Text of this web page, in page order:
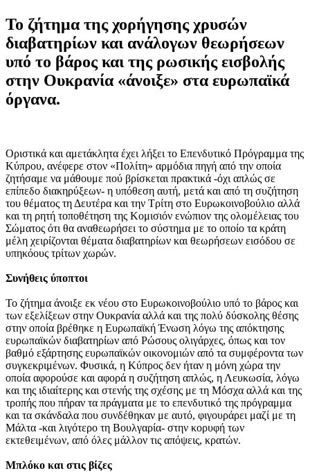
Το ζήτημα της χορήγησης χρυσών
διαβατηρίων και ανάλογων θεωρήσεων
υπό το βάρος και της ρωσικής εισβολής
στην Ουκρανία «άνοιξε» στα ευρωπαϊκά
όργανα.
Οριστικά και αμετάκλητα έχει λήξει το Επενδυτικό Πρόγραμμα της
Κύπρου, ανέφερε στον «Πολίτη» αρμόδια πηγή από την οποία
ζητήσαμε να μάθουμε πού βρίσκεται πρακτικά -όχι απλώς σε
επίπεδο διακηρύξεων- η υπόθεση αυτή, μετά και από τη συζήτηση
του θέματος τη Δευτέρα και την Τρίτη στο Ευρωκοινοβούλιο αλλά
και τη ρητή τοποθέτηση της Κομισιόν ενώπιον της ολομέλειας του
Σώματος ότι θα αναθεωρήσει το σύστημα με το οποίο τα κράτη
μέλη χειρίζονται θέματα διαβατηρίων και θεωρήσεων εισόδου σε
υπηκόους τρίτων χωρών.
Συνήθεις ύποπτοι
Το ζήτημα άνοιξε εκ νέου στο Ευρωκοινοβούλιο υπό το βάρος και
των εξελίξεων στην Ουκρανία αλλά και της πολύ δύσκολης θέσης
στην οποία βρέθηκε η Ευρωπαϊκή Ένωση λόγω της απόκτησης
ευρωπαϊκών διαβατηρίων από Ρώσους ολιγάρχες, όπως και τον
βαθμό εξάρτησης ευρωπαϊκών οικονομιών από τα συμφέροντα των
συγκεκριμένων. Φυσικά, η Κύπρος δεν ήταν η μόνη χώρα την
οποία αφορούσε και αφορά η συζήτηση απλώς, η Λευκωσία, λόγω
και της ιδιαίτερης και στενής της σχέσης με τη Μόσχα αλλά και της
τροπής που πήραν τα πράγματα με το επενδυτικό της πρόγραμμα
και τα σκάνδαλα που συνδέθηκαν με αυτό, φιγουράρει μαζί με τη
Μάλτα -και λιγότερο τη Βουλγαρία- στην κορυφή των
εκτεθειμένων, από όλες μάλλον τις απόψεις, κρατών.
Μπλόκο και στις βίζες